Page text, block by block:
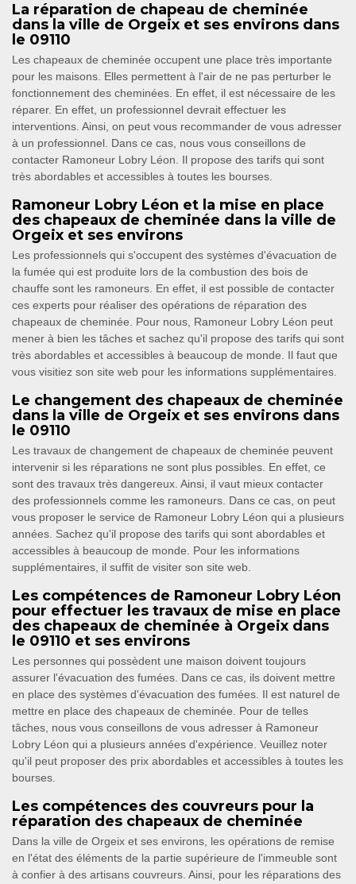
La réparation de chapeau de cheminée
dans la ville de Orgeix et ses environs dans
le 09110
Les chapeaux de cheminée occupent une place très importante
pour les maisons. Elles permettent à l'air de ne pas perturber le
fonctionnement des cheminées. En effet, il est nécessaire de les
réparer. En effet, un professionnel devrait effectuer les
interventions. Ainsi, on peut vous recommander de vous adresser
à un professionnel. Dans ce cas, nous vous conseillons de
contacter Ramoneur Lobry Léon. Il propose des tarifs qui sont
très abordables et accessibles à toutes les bourses.
Ramoneur Lobry Léon et la mise en place
des chapeaux de cheminée dans la ville de
Orgeix et ses environs
Les professionnels qui s'occupent des systèmes d'évacuation de
la fumée qui est produite lors de la combustion des bois de
chauffe sont les ramoneurs. En effet, il est possible de contacter
ces experts pour réaliser des opérations de réparation des
chapeaux de cheminée. Pour nous, Ramoneur Lobry Léon peut
mener à bien les tâches et sachez qu'il propose des tarifs qui sont
très abordables et accessibles à beaucoup de monde. Il faut que
vous visitiez son site web pour les informations supplémentaires.
Le changement des chapeaux de cheminée
dans la ville de Orgeix et ses environs dans
le 09110
Les travaux de changement de chapeaux de cheminée peuvent
intervenir si les réparations ne sont plus possibles. En effet, ce
sont des travaux très dangereux. Ainsi, il vaut mieux contacter
des professionnels comme les ramoneurs. Dans ce cas, on peut
vous proposer le service de Ramoneur Lobry Léon qui a plusieurs
années. Sachez qu'il propose des tarifs qui sont abordables et
accessibles à beaucoup de monde. Pour les informations
supplémentaires, il suffit de visiter son site web.
Les compétences de Ramoneur Lobry Léon
pour effectuer les travaux de mise en place
des chapeaux de cheminée à Orgeix dans
le 09110 et ses environs
Les personnes qui possèdent une maison doivent toujours
assurer l'évacuation des fumées. Dans ce cas, ils doivent mettre
en place des systèmes d'évacuation des fumées. Il est naturel de
mettre en place des chapeaux de cheminée. Pour de telles
tâches, nous vous conseillons de vous adresser à Ramoneur
Lobry Léon qui a plusieurs années d'expérience. Veuillez noter
qu'il peut proposer des prix abordables et accessibles à toutes les
bourses.
Les compétences des couvreurs pour la
réparation des chapeaux de cheminée
Dans la ville de Orgeix et ses environs, les opérations de remise
en l'état des éléments de la partie supérieure de l'immeuble sont
à confier à des artisans couvreurs. Ainsi, pour les réparations des